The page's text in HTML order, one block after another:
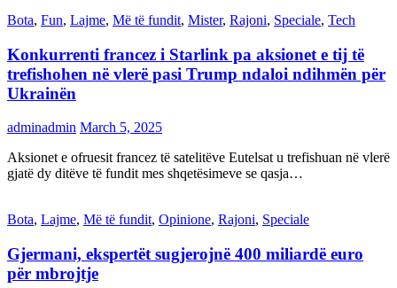
Bota, Fun, Lajme, Më të fundit, Mister, Rajoni, Speciale, Tech
Konkurrenti francez i Starlink pa aksionet e tij të
trefishohen në vlerë pasi Trump ndaloi ndihmën për
Ukrainën
adminadmin March 5, 2025
Aksionet e ofruesit francez të satelitëve Eutelsat u trefishuan në vlerë
gjatë dy ditëve të fundit mes shqetësimeve se qasja…
Bota, Lajme, Më të fundit, Opinione, Rajoni, Speciale
Gjermani, ekspertët sugjerojnë 400 miliardë euro
për mbrojtje